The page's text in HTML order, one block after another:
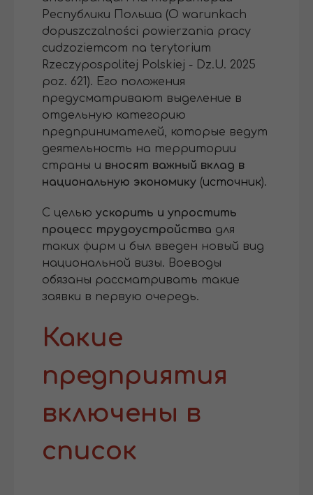
Республики Польша (O warunkach
dopuszczalności powierzania pracy
cudzoziemcom na terytorium
Rzeczypospolitej Polskiej - Dz.U. 2025
poz. 621). Его положения
предусматривают выделение в
отдельную категорию
предпринимателей, которые ведут
деятельность на территории
страны и вносят важный вклад в
национальную экономику (источник).
С целью ускорить и упростить
процесс трудоустройства для
таких фирм и был введен новый вид
национальной визы. Воеводы
обязаны рассматривать такие
заявки в первую очередь.
Какие
предприятия
включены в
список